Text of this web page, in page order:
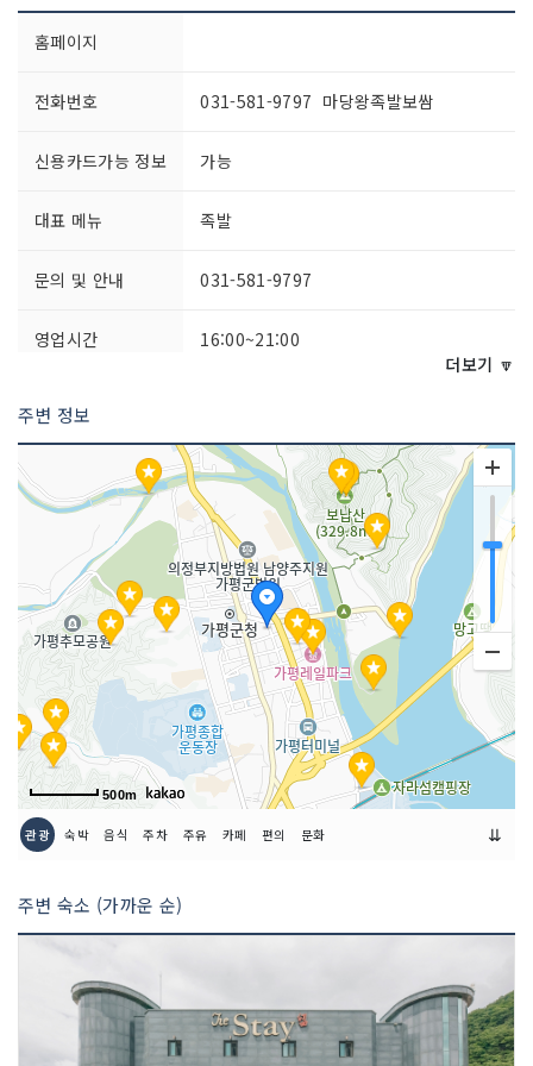
홈페이지
전화번호 031-581-9797 마당왕족발보쌈
신용카드가능 정보 가능
대표 메뉴 족발
문의 및 안내 031-581-9797
영업시간 16:00~21:00
가능
예약안내 전화 예약 문의 (031-581-9797)
쉬는날 연중무휴 (전화 문의)
금연/흡연 여부 모두 금연석
취급 메뉴 보쌈 / 열무국수 등
인허가번호 19950377050
더보기 🔽
주변 정보
500m
관광 숙박 음식 주차 주유 카페 편의 문화 ⇊
주변 숙소 (가까운 순)